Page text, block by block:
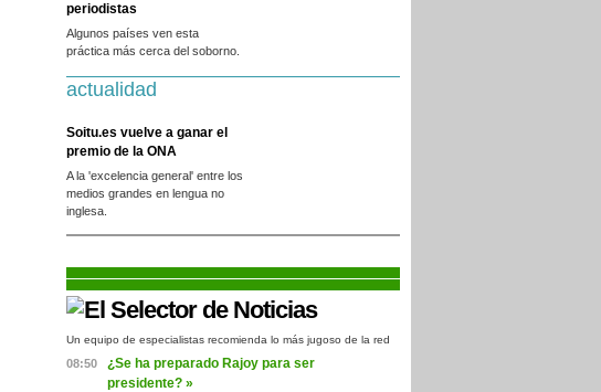
periodistas
Algunos países ven esta
práctica más cerca del soborno.
actualidad
Soitu.es vuelve a ganar el
premio de la ONA
A la 'excelencia general' entre los
medios grandes en lengua no
inglesa.
Un equipo de especialistas recomienda lo más jugoso de la red
08:50
¿Se ha preparado Rajoy para ser
presidente? »